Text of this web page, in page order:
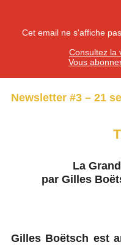
Cet email ne s'affiche
Consultez la
Vous
Newsletter #3 – 21
La
par Gilles
Gilles Boëtsch est